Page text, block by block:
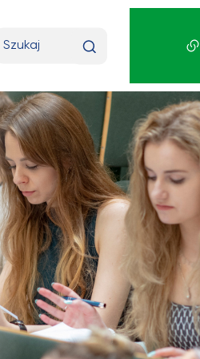
wyszukiwaną